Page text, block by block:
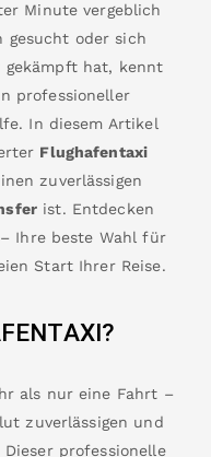
Minute vergeblich
gesucht oder sich
hat, kennt
professioneller
In diesem Artikel
Flughafentaxi
zuverlässigen
ist. Entdecken
Ihre beste Wahl für
Start Ihrer Reise.
als nur eine Fahrt –
zuverlässigen und
Dieser professionelle